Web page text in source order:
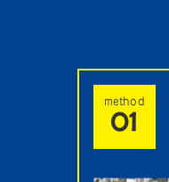
method
01